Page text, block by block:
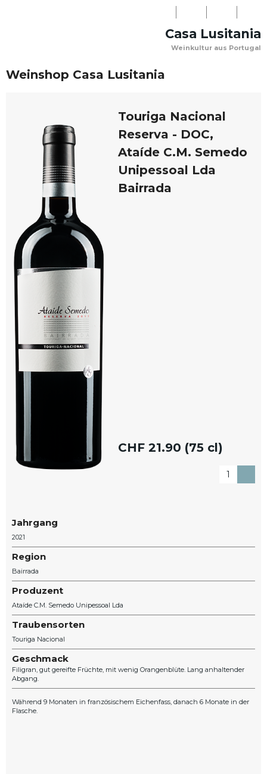
Casa Lusitania
Weinkultur aus Portugal
(0)
BERATUNG:
(0)31
Weinshop Casa Lusitania
Touriga Nacional
Reserva - DOC,
Ataíde C.M. Semedo
Unipessoal Lda
Bairrada
CHF 21.90 (75 cl)
Jahrgang
2021
Region
Bairrada
Produzent
Ataíde C.M. Semedo Unipessoal Lda
Traubensorten
Touriga Nacional
Geschmack
Filigran, gut gereifte Früchte, mit wenig Orangenblüte. Lang anhaltender
Abgang.
Während 9 Monaten in französischem Eichenfass, danach 6 Monate in der
Flasche.